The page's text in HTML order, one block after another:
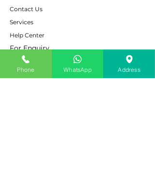
Contact Us
Services
Help Center
For Enquiry
ABOUT AAPP
Phone WhatsApp Address